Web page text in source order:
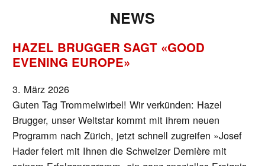
NEWS
HAZEL BRUGGER SAGT «GOOD
EVENING EUROPE»
3. März 2026
Guten Tag Trommelwirbel! Wir verkünden: Hazel
Brugger, unser Weltstar kommt mit ihrem neuen
Programm nach Zürich, jetzt schnell zugreifen »Josef
Hader feiert mit Ihnen die Schweizer Dernière mit